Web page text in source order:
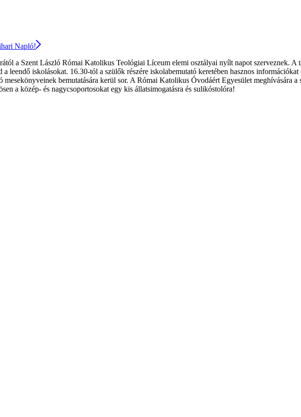
Napló!
a Szent László Római Katolikus Teológiai Líceum elemi osztályai nyílt napot szerveznek. A
leendő iskolásokat. 16.30-tól a szülők részére iskolabemutató keretében hasznos
bemutatására kerül sor. A Római Katolikus Óvodáért Egyesület meghívására a
a közép- és nagycsoportosokat egy kis állatsimogatásra és sulikóstolóra!